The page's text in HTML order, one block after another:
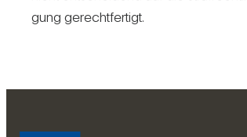
gung gerecht­fer­tigt.